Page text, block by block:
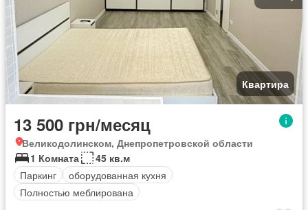
Квартира
13 500 грн/месяц
Великодолинском, Днепропетровской области
1 Комната
45 кв.м
Паркинг
оборудованная кухня
Полностью меблирована